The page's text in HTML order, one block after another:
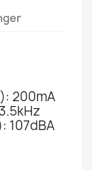
200mA
107dBA